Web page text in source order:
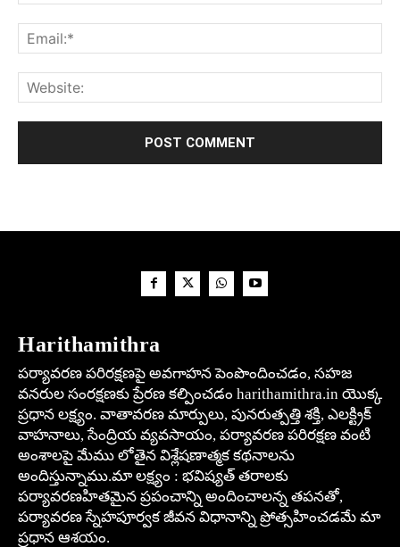
Harithamithra
పర్యావరణ పరిరక్షణపై అవగాహన పెంపొందించడం, సహజ
వనరుల సంరక్షణకు ప్రేరణ కల్పించడం harithamithra.in యొక్క
ప్రధాన లక్ష్యం. వాతావరణ మార్పులు, పునరుత్పత్తి శక్తి, ఎలక్ట్రిక్
వాహనాలు, సేంద్రియ వ్యవసాయం, పర్యావరణ పరిరక్షణ వంటి
అంశాలపై మేము లోతైన విశ్లేషణాత్మక కథనాలను
అందిస్తున్నాము.మా లక్ష్యం : భవిష్యత్ తరాలకు
పర్యావరణహితమైన ప్రపంచాన్ని అందించాలన్న తపనతో,
పర్యావరణ స్నేహపూర్వక జీవన విధానాన్ని ప్రోత్సహించడమే మా
ప్రధాన ఆశయం.